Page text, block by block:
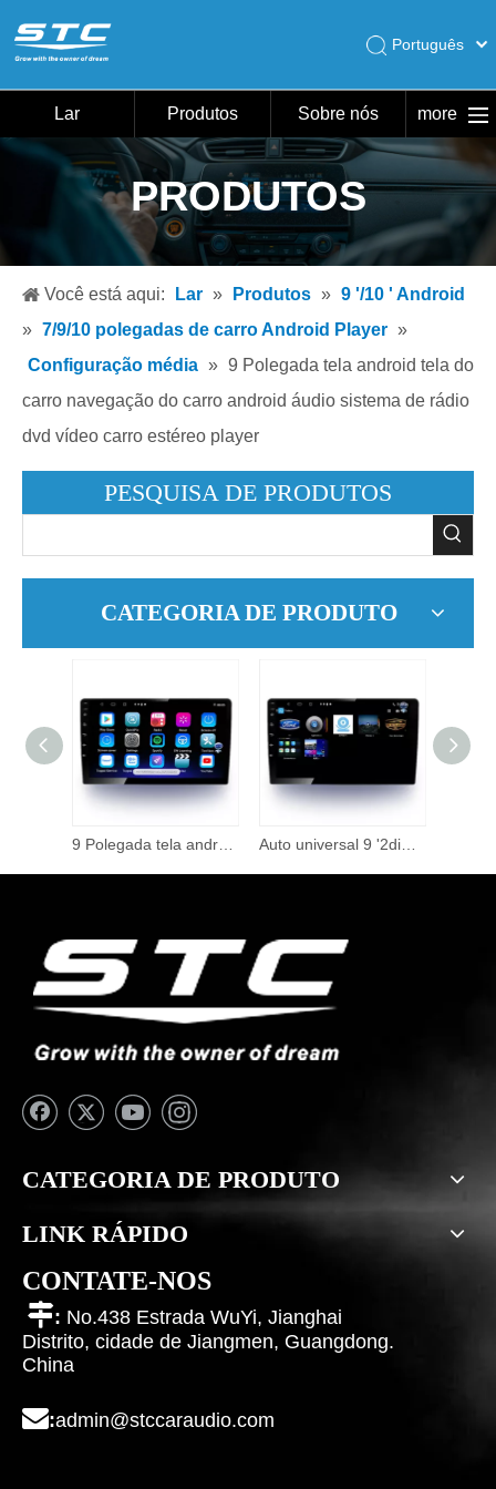
Lar
Download
Notícias
Contate-nos
Português
Pусский
Español
Lar Produtos Sobre nós more
PRODUTOS
Você está aqui: Lar » Produtos » 9 '/10 ' Android
» 7/9/10 polegadas de carro Android Player »
Configuração média » 9 Polegada tela android tela do
carro navegação do carro android áudio sistema de rádio
dvd vídeo carro estéreo player
PESQUISA DE PRODUTOS
CATEGORIA DE PRODUTO
CATEGORIA DE PRODUTO
LINK RÁPIDO
CONTATE-NOS
: No.438 Estrada WuYi, Jianghai
Distrito, cidade de Jiangmen, Guangdong.
China
:admin@stccaraudio.com